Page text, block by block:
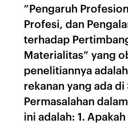
”Pengaruh
Profesi, dan
terhadap
Materialitas” yang
penelitiannya
rekanan yang ada
Permasalahan
ini adalah: 1. Apakah